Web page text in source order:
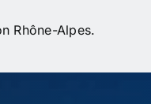
Rhône-Alpes.